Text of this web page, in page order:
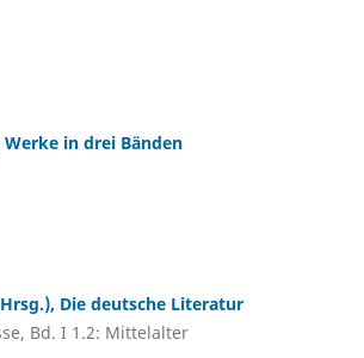
in drei Bänden
Die deutsche Literatur
Bd. I 1.2: Mittelalter